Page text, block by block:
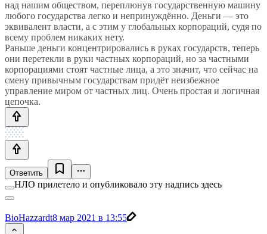
над нашим обществом, переплюнув государственную машину
любого государства легко и непринуждённо. Деньги — это
эквивалент власти, а с этим у глобальных корпораций, судя по
всему проблем никаких нету.
Раньше деньги концентрировались в руках государств, теперь
они перетекли в руки частных корпораций, но за частными
корпорациями стоят частные лица, а это значит, что сейчас на
смену привычным государствам придёт неизбежное
управление миром от частных лиц. Очень простая и логичная
цепочка.
Ответить
НЛО прилетело и опубликовало эту надпись здесь
BioHazzardt8 мар 2021 в 13:55